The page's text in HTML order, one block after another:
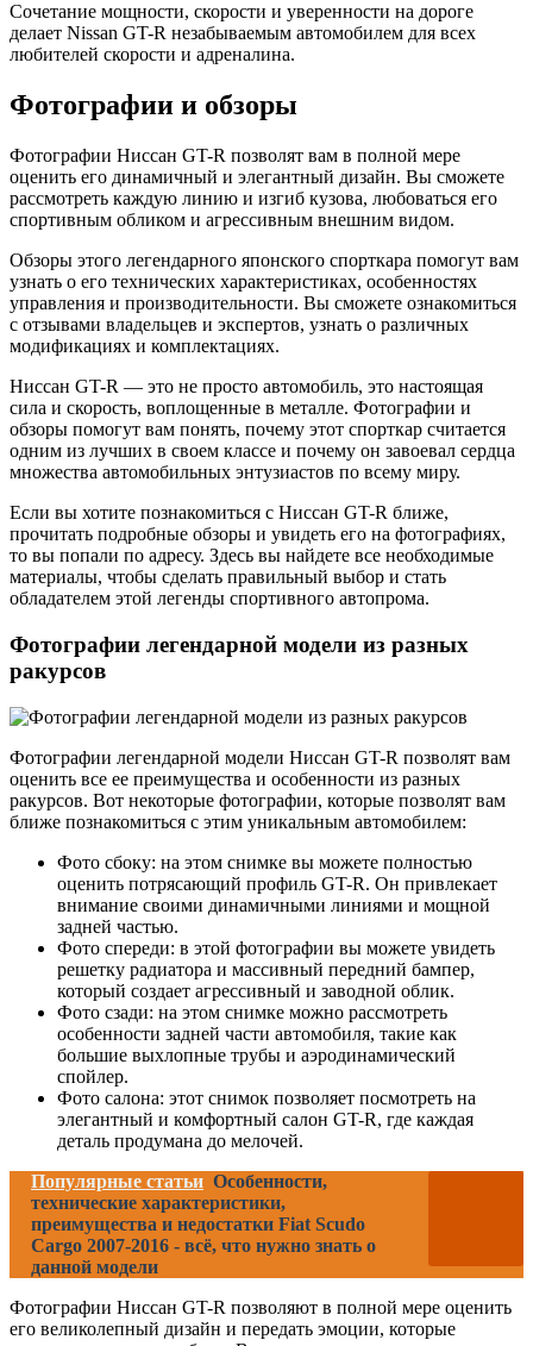
Сочетание мощности, скорости и уверенности на дороге
делает Nissan GT-R незабываемым автомобилем для всех
любителей скорости и адреналина.
Фотографии и обзоры
Фотографии Ниссан GT-R позволят вам в полной мере
оценить его динамичный и элегантный дизайн. Вы сможете
рассмотреть каждую линию и изгиб кузова, любоваться его
спортивным обликом и агрессивным внешним видом.
Обзоры этого легендарного японского спорткара помогут вам
узнать о его технических характеристиках, особенностях
управления и производительности. Вы сможете ознакомиться
с отзывами владельцев и экспертов, узнать о различных
модификациях и комплектациях.
Ниссан GT-R — это не просто автомобиль, это настоящая
сила и скорость, воплощенные в металле. Фотографии и
обзоры помогут вам понять, почему этот спорткар считается
одним из лучших в своем классе и почему он завоевал сердца
множества автомобильных энтузиастов по всему миру.
Если вы хотите познакомиться с Ниссан GT-R ближе,
прочитать подробные обзоры и увидеть его на фотографиях,
то вы попали по адресу. Здесь вы найдете все необходимые
материалы, чтобы сделать правильный выбор и стать
обладателем этой легенды спортивного автопрома.
Фотографии легендарной модели из разных
ракурсов
Фотографии легендарной модели Ниссан GT-R позволят вам
оценить все ее преимущества и особенности из разных
ракурсов. Вот некоторые фотографии, которые позволят вам
ближе познакомиться с этим уникальным автомобилем:
Фото сбоку: на этом снимке вы можете полностью
оценить потрясающий профиль GT-R. Он привлекает
внимание своими динамичными линиями и мощной
задней частью.
Фото спереди: в этой фотографии вы можете увидеть
решетку радиатора и массивный передний бампер,
который создает агрессивный и заводной облик.
Фото сзади: на этом снимке можно рассмотреть
особенности задней части автомобиля, такие как
большие выхлопные трубы и аэродинамический
спойлер.
Фото салона: этот снимок позволяет посмотреть на
элегантный и комфортный салон GT-R, где каждая
деталь продумана до мелочей.
Популярные статьи Особенности,
технические характеристики,
преимущества и недостатки Fiat Scudo
Cargo 2007-2016 - всё, что нужно знать о
данной модели
Фотографии Ниссан GT-R позволяют в полной мере оценить
его великолепный дизайн и передать эмоции, которые